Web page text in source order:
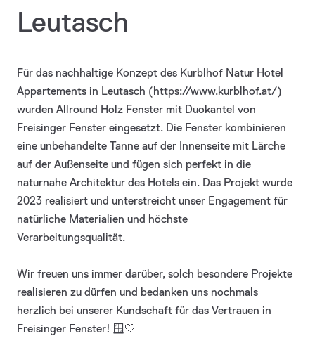
Leutasch
Für das nachhaltige Konzept des Kurblhof Natur Hotel
Appartements in Leutasch (https://www.kurblhof.at/)
wurden Allround Holz Fenster mit Duokantel von
Freisinger Fenster eingesetzt. Die Fenster kombinieren
eine unbehandelte Tanne auf der Innenseite mit Lärche
auf der Außenseite und fügen sich perfekt in die
naturnahe Architektur des Hotels ein. Das Projekt wurde
2023 realisiert und unterstreicht unser Engagement für
natürliche Materialien und höchste
Verarbeitungsqualität.
Wir freuen uns immer darüber, solch besondere Projekte
realisieren zu dürfen und bedanken uns nochmals
herzlich bei unserer Kundschaft für das Vertrauen in
Freisinger Fenster! 🪟🤍